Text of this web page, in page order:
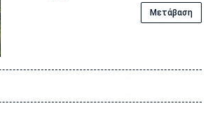
Μετάβαση